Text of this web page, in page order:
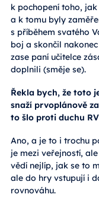
k pochopení toho,
a k tomu byly
s příběhem svatého
boj a skončil
zase paní učitelce
doplnili (směje se).
Řekla bych, že toto
snaží prvoplánově
to šlo proti duchu
Ano, a je to i trochu
je mezi veřejností,
vědí nejlíp, jak se to
ale do hry vstupují i
rovnováhu.